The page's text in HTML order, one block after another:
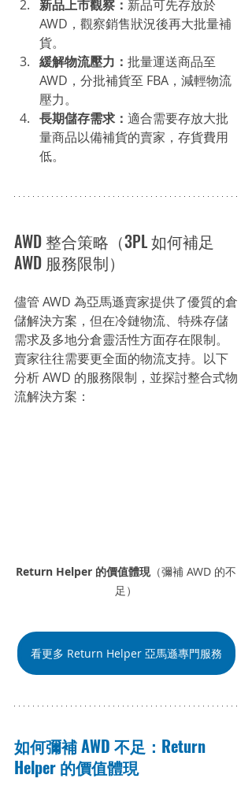
新品上市觀察： 新品可先存放於
AWD，觀察銷售狀況後再大批量補
貨。
緩解物流壓力： 批量運送商品至
AWD，分批補貨至 FBA，減輕物流
壓力。
長期儲存需求： 適合需要存放大批
量商品以備補貨的賣家，存貨費用
低。
AWD 整合策略（3PL 如何補足
AWD 服務限制）
儘管 AWD 為亞馬遜賣家提供了優質的倉
儲解決方案，但在冷鏈物流、特殊存儲
需求及多地分倉靈活性方面存在限制。
賣家往往需要更全面的物流支持。以下
分析 AWD 的服務限制，並探討整合式物
流解決方案：
Return Helper 的價值體現（彌補 AWD 的不
足）
看更多 Return Helper 亞馬遜專門服務
如何彌補 AWD 不足：Return
Helper 的價值體現